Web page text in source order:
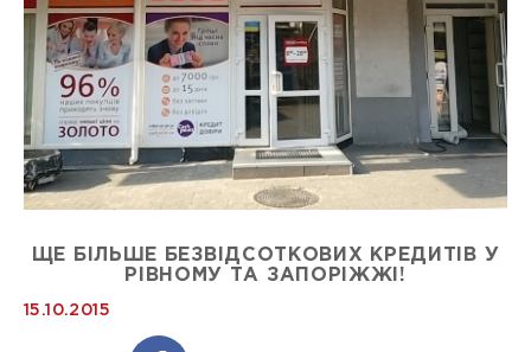
ЩЕ БІЛЬШЕ БЕЗВІДСОТКОВИХ КРЕДИТІВ У
РІВНОМУ ТА ЗАПОРІЖЖІ!
15.10.2015